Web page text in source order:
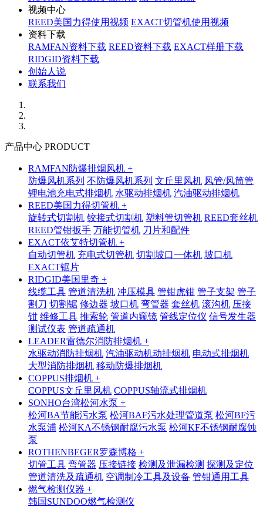
视频中心
REED美国力得使用视频 EXACT切管机使用视频
资料下载
RAMFAN资料下载 REED资料下载 EXACT样册下载
RIDGID资料下载
创始人说
联系我们
产品中心 PRODUCT
RAMFAN防爆排烟风机 +
防爆风机系列 不防爆风机系列 文丘里风机 风管/风筒管
锂电池充电式排烟机 水驱动排烟机 汽油驱动排烟机
REED美国力得切管机 +
旋转式切割机 铰接式切割机 塑料管切管机 REED套丝机
REED管钳扳手 万能切管机 刀片和配件
EXACT依艾特切管机 +
自动切管机 充电式切管机 切割坡口一体机 坡口机
EXACT锯片
RIDGID美国里奇 +
线缆工具 管道清洗机 冲压模具 管钳虎钳 管子支架 管子
割刀 切割锯 修边器 坡口机 弯管器 套丝机 滚沟机 压接
钳 维修工具 推索轮 管道内窥镜 管线定位仪 信号发生器
测试仪表 管道疏通机
LEADER雷德尔消防排烟机 +
水驱动消防排烟机 汽油驱动机动排烟机 电动式排烟机
大型消防排烟机 移动防爆排烟机
COPPUS排烟机 +
COPPUS文丘里风机 COPPUS轴流式排烟机
SONHO台湾松河水泵 +
松河BA节能污水泵 松河BAF污水处理管道泵 松河BF污
水泵浦 松河KA不锈钢耐腐污水泵 松河KF不锈钢耐腐蚀
泵
ROTHENBEGER罗森博格 +
切管工具 弯管器 压接链接 检测及泄漏检测 探测及定位
管道清洗及疏通机 空调制冷工具及设备 管钳通用工具
燃气检测仪器 +
韩国SUNDOO燃气检测仪